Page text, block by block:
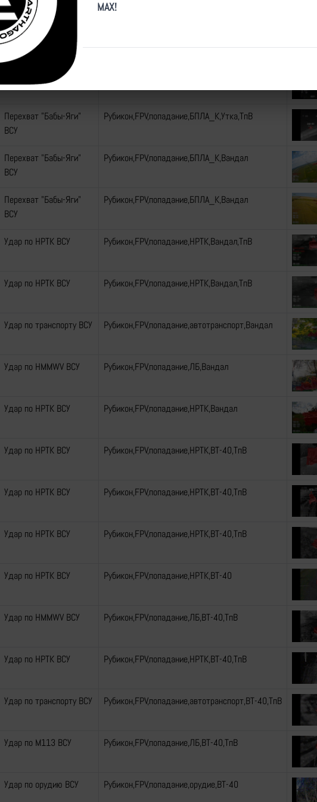
ВСУ
Перехват БПЛА Matrice
ВСУ
Перехват БПЛА FPV ВСУ
Перехват "Бабы-Яги"
ВСУ
Рубикон,FPV,попадание,БПЛА_К,Утка,ТпВ
Перехват "Бабы-Яги"
ВСУ
Рубикон,FPV,попадание,БПЛА_К,Вандал
Перехват "Бабы-Яги"
ВСУ
Рубикон,FPV,попадание,БПЛА_К,Вандал
Удар по НРТК ВСУ Рубикон,FPV,попадание,НРТК,Вандал,ТпВ
Удар по НРТК ВСУ Рубикон,FPV,попадание,НРТК,Вандал,ТпВ
Удар по транспорту ВСУ Рубикон,FPV,попадание,автотранспорт,Вандал
Удар по HMMWV ВСУ Рубикон,FPV,попадание,ЛБ,Вандал
Удар по НРТК ВСУ Рубикон,FPV,попадание,НРТК,Вандал
Удар по НРТК ВСУ Рубикон,FPV,попадание,НРТК,ВТ-40,ТпВ
Удар по НРТК ВСУ Рубикон,FPV,попадание,НРТК,ВТ-40,ТпВ
Удар по НРТК ВСУ Рубикон,FPV,попадание,НРТК,ВТ-40,ТпВ
Удар по НРТК ВСУ Рубикон,FPV,попадание,НРТК,ВТ-40
Удар по HMMWV ВСУ Рубикон,FPV,попадание,ЛБ,ВТ-40,ТпВ
Удар по НРТК ВСУ Рубикон,FPV,попадание,НРТК,ВТ-40,ТпВ
Удар по транспорту ВСУ Рубикон,FPV,попадание,автотранспорт,ВТ-40,ТпВ
Удар по М113 ВСУ Рубикон,FPV,попадание,ЛБ,ВТ-40,ТпВ
Удар по орудию ВСУ Рубикон,FPV,попадание,орудие,ВТ-40
MAX!